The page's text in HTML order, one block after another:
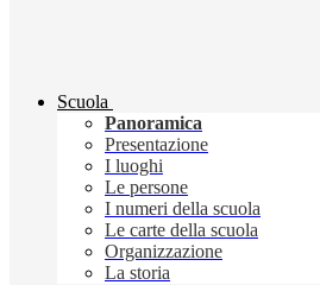
Scuola
Panoramica
Presentazione
I luoghi
Le persone
I numeri della scuola
Le carte della scuola
Organizzazione
La storia